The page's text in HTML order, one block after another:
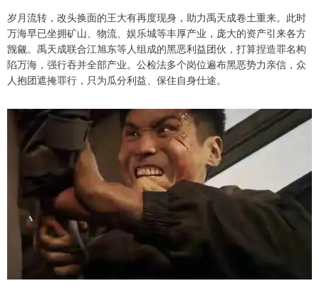
岁月流转，改头换面的王大有再度现身，助力禹天成卷土重来。此时
万海早已坐拥矿山、物流、娱乐城等丰厚产业，庞大的资产引来各方
觊觎。禹天成联合江旭东等人组成的黑恶利益团伙，打算捏造罪名构
陷万海，强行吞并全部产业。公检法多个岗位遍布黑恶势力亲信，众
人抱团遮掩罪行，只为瓜分利益、保住自身仕途。